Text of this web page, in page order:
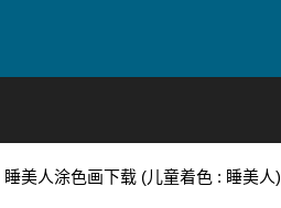
睡美人涂色画下载 (儿童着色 : 睡美人)